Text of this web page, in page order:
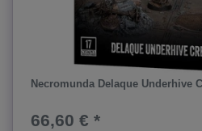
Necromunda Delaque Underhive
66,60 € *